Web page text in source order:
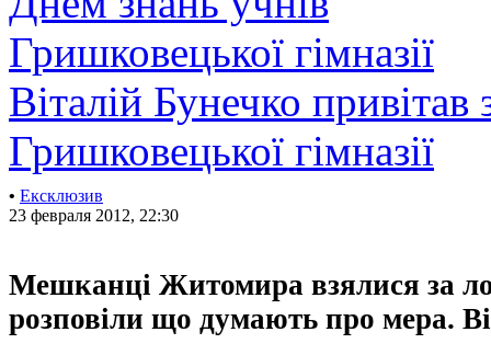
Віталій Бунечко
Гришковецької гімназії
• Ексклюзив
23 февраля 2012, 22:30
Мешканці Житомира взялися за
розповіли що думають про мера.